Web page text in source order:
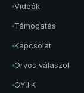
Videók
Támogatás
Kapcsolat
Orvos válaszol
GY.I.K